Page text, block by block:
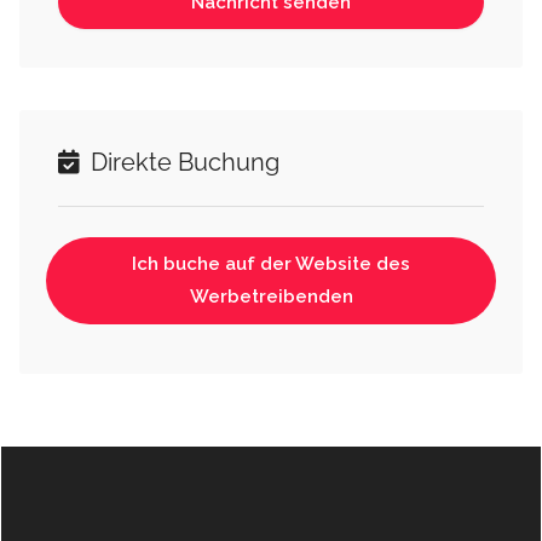
Direkte Buchung
Ich buche auf der Website des
Werbetreibenden